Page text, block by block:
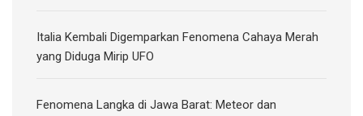
Italia Kembali Digemparkan Fenomena Cahaya Merah
yang Diduga Mirip UFO
Fenomena Langka di Jawa Barat: Meteor dan